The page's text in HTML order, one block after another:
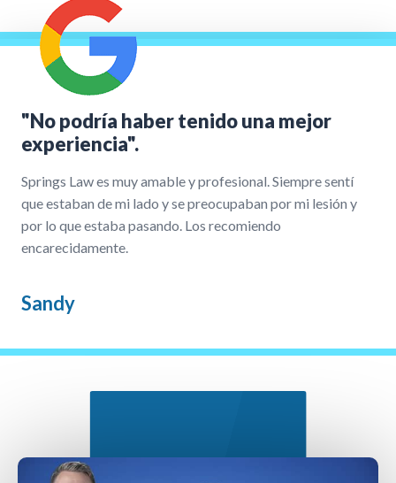
"No podría haber tenido una mejor
experiencia".
Springs Law es muy amable y profesional. Siempre sentí
que estaban de mi lado y se preocupaban por mi lesión y
por lo que estaba pasando. Los recomiendo
encarecidamente.
Sandy